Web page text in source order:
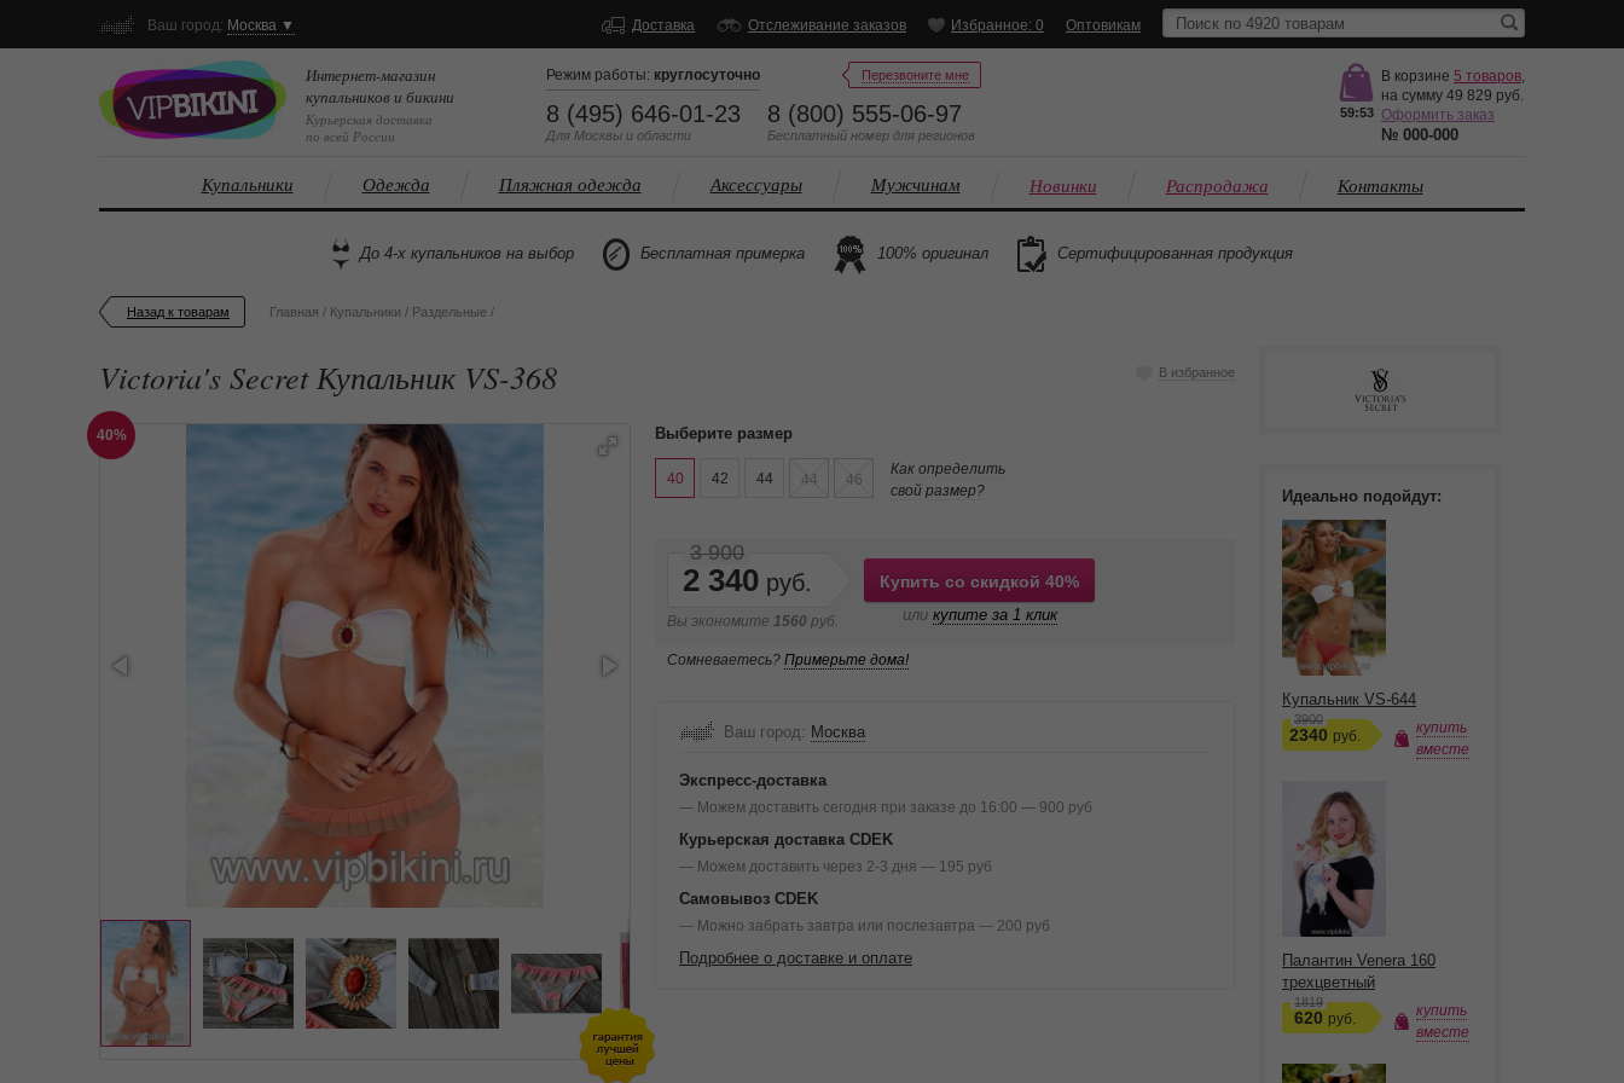
Ваш город: Москва ▼ Доставка Отслеживание заказов Избранное: 0 Оптовикам
Интернет-магазин
купальников и бикини
Курьерская доставка
по всей России
Режим работы: круглосуточно
8 (495) 646-01-23
Для Москвы и области
8 (800) 555-06-97
Бесплатный номер для регионов
Перезвоните мне
59:53
В корзине 5 товаров,
на сумму 49 829
Оформить заказ
№ 000-000
Купальники Одежда Пляжная одежда Аксессуары Мужчинам Новинки Распродажа Контакты
До 4-х купальников на выбор Бесплатная примерка 100% оригинал Сертифицированная продукция
Назад к товарам Главная / Купальники / Раздельные /
Victoria's Secret Купальник VS-368 В избранное
40% Выберите размер
40 42 44 44 46
Как определить
свой размер?
2 340
3 900
Вы экономите 1560 руб.
Купить со скидкой 40%
или купите за 1 клик
Сомневаетесь? Примерьте дома!
Ваш город: Москва
Экспресс-доставка
— Можем доставить сегодня при заказе до 16:00 — 900 руб
Курьерская доставка CDEK
— Можем доставить через 2-3 дня — 195 руб
Самовывоз CDEK
— Можно забрать завтра или послезавтра — 200 руб
Подробнее о доставке и оплате
Идеально подойдут:
Купальник VS-644
3900
2340 руб.
купить
вместе
Палантин Venera 160
трехцветный
1819
620 руб.
купить
вместе